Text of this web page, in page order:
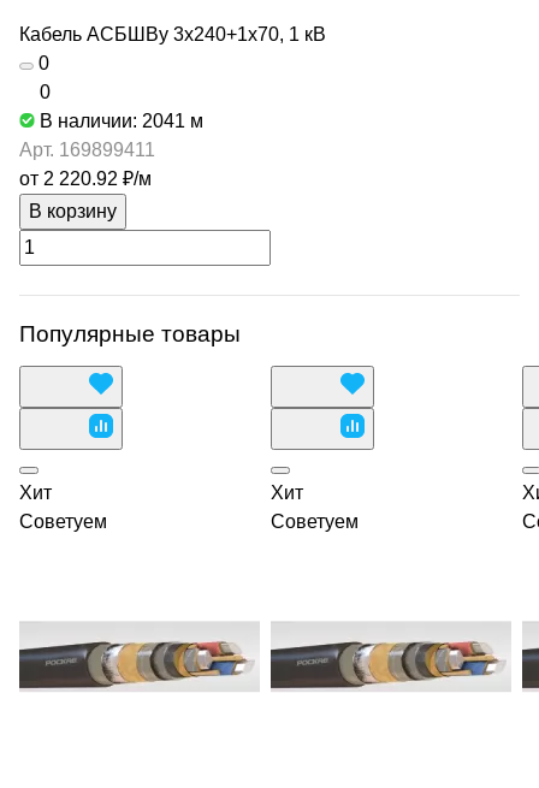
Кабель АСБШВу 3х240+1х70, 1 кВ
0
0
В наличии: 2041 м
Арт. 169899411
от 2 220.92 ₽/м
В корзину
Популярные товары
Хит
Советуем
Хит
Советуем